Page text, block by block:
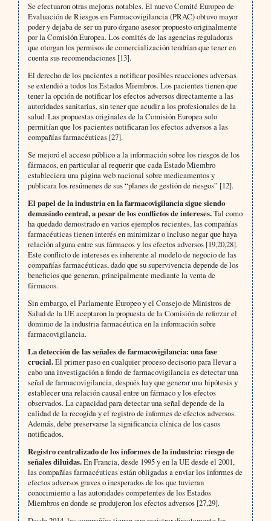
Se efectuaron otras mejoras notables. El nuevo Comité Europeo de
Evaluación de Riesgos en Farmacovigilancia (PRAC) obtuvo mayor
poder y dejaba de ser un puro órgano asesor propuesto originalmente
por la Comisión Europea. Los comités de las agencias reguladoras
que otorgan los permisos de comercialización tendrían que tener en
cuenta sus recomendaciones [13].
El derecho de los pacientes a notificar posibles reacciones adversas
se extendió a todos los Estados Miembros. Los pacientes tienen que
tener la opción de notificar los efectos adversos directamente a las
autoridades sanitarias, sin tener que acudir a los profesionales de la
salud. Las propuestas originales de la Comisión Europea solo
permitían que los pacientes notificaran los efectos adversos a las
compañías farmacéuticas [27].
Se mejoró el acceso público a la información sobre los riesgos de los
fármacos, en particular al requerir que cada Estado Miembro
estableciera una página web nacional sobre medicamentos y
publicara los resúmenes de sus “planes de gestión de riesgos” [12].
El papel de la industria en la farmacovigilancia sigue siendo
demasiado central, a pesar de los conflictos de intereses.Tal como
ha quedado demostrado en varios ejemplos recientes, las compañías
farmacéuticas tienen interés en minimizar o incluso negar que haya
relación alguna entre sus fármacos y los efectos adversos [19,20,28].
Este conflicto de intereses es inherente al modelo de negocio de las
compañías farmacéuticas, dado que su supervivencia depende de los
beneficios que generan, principalmente mediante la venta de
fármacos.
Sin embargo, el Parlamente Europeo y el Consejo de Ministros de
Salud de la UE aceptaron la propuesta de la Comisión de reforzar el
dominio de la industria farmacéutica en la información sobre
farmacovigilancia.
La detección de las señales de farmacovigilancia: una fase
crucial.El primer paso en cualquier proceso decisorio para llevar a
cabo una investigación a fondo de farmacovigilancia es detectar una
señal de farmacovigilancia, después hay que generar una hipótesis y
establecer una relación causal entre un fármaco y los efectos
observados. La capacidad para detectar una señal depende de la
calidad de la recogida y el registro de informes de efectos adversos.
Además, debe preservarse la significancia clínica de los casos
notificados.
Registro centralizado de los informes de la industria: riesgo de
señales diluidas.En Francia, desde 1995 y en la UE desde el 2001,
las compañías farmacéuticas están obligadas a enviar los informes de
efectos adversos graves o inesperados de los que tuvieran
conocimiento a las autoridades competentes de los Estados
Miembros en donde se produjeron los efectos adversos [27,29].